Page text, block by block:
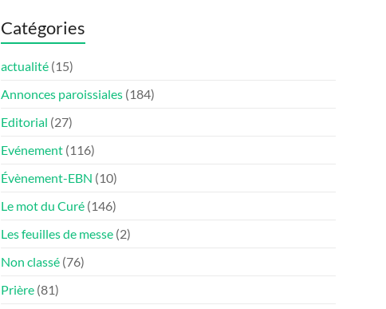
Catégories
actualité (15)
Annonces paroissiales (184)
Editorial (27)
Evénement (116)
Évènement-EBN (10)
Le mot du Curé (146)
Les feuilles de messe (2)
Non classé (76)
Prière (81)